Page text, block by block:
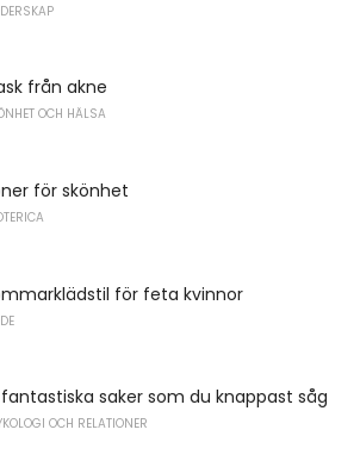
från akne
OCH HÄLSA
för skönhet
för feta kvinnor
fantastiska saker som du knappast såg
OCH RELATIONER